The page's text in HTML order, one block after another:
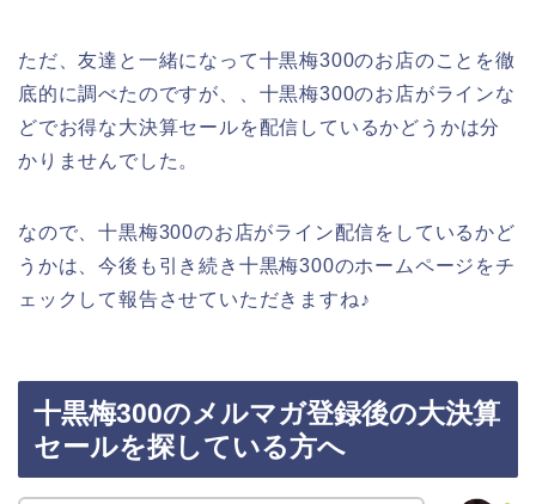
ただ、友達と一緒になって十黒梅300のお店のことを徹
底的に調べたのですが、、十黒梅300のお店がラインな
どでお得な大決算セールを配信しているかどうかは分
かりませんでした。
なので、十黒梅300のお店がライン配信をしているかど
うかは、今後も引き続き十黒梅300のホームページをチ
ェックして報告させていただきますね♪
十黒梅300のメルマガ登録後の大決算
セールを探している方へ